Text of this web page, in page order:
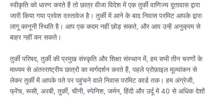
स्वीकृति को धारण करते हैं तो छात्र वीजा विदेश में एक तुर्की वाणिज्य दूतावास द्वारा
जारी किया गया प्रवेश दस्तावेज है। तुर्की में आने के बाद निवास परमिट आपके द्वारा
लागू कानूनी स्थिति है। आप एक कदम नहीं छोड़ सकते, और आप उन्हें अनुक्रम से
बाहर नहीं कर सकते।
तुर्की परिषद, तुर्की की प्रमुख संस्कृति और शिक्षा संस्थान में, हम सभी तीन चरणों के
माध्यम से अंतरराष्ट्रीय छात्रों का मार्गदर्शन करते हैं, पहले प्रोफ़ाइल मूल्यांकन से
लेकर तुर्की में आपके पते पर पहुंचने वाले निवास परमिट कार्ड तक। हम अंग्रेजी,
फ्रेंच, रूसी, अरबी, तुर्की, चीनी, स्पेनिश, जर्मन, हिंदी और उर्दू में 40 से अधिक देशों